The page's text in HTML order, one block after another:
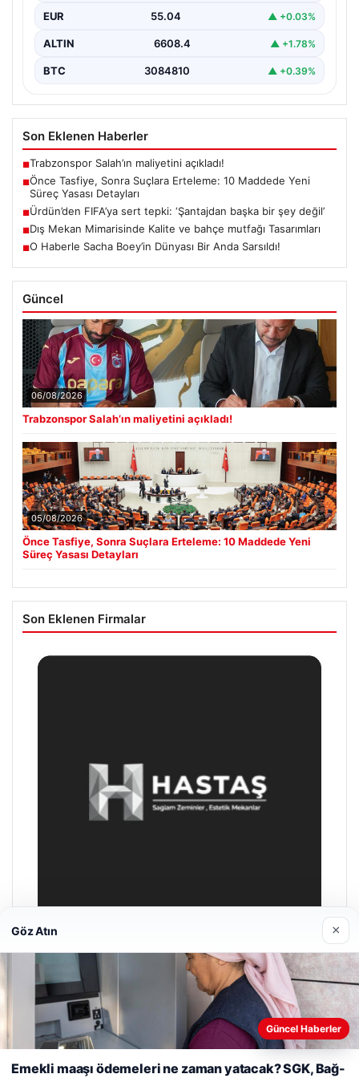
yasa…
EUR 55.04 ▲ +0.03%
ALTIN 6608.4 ▲ +1.78%
BTC 3084810 ▲ +0.39%
Son Eklenen Haberler
■Trabzonspor Salah’ın maliyetini açıkladı!
■Önce Tasfiye, Sonra Suçlara Erteleme: 10 Maddede Yeni
Süreç Yasası Detayları
■Ürdün’den FIFA’ya sert tepki: ‘Şantajdan başka bir şey değil’
■Dış Mekan Mimarisinde Kalite ve bahçe mutfağı Tasarımları
■O Haberle Sacha Boey’in Dünyası Bir Anda Sarsıldı!
Güncel
06/08/2026
Trabzonspor Salah’ın maliyetini açıkladı!
05/08/2026
Önce Tasfiye, Sonra Suçlara Erteleme: 10 Maddede Yeni
Süreç Yasası Detayları
Son Eklenen Firmalar
Enes Kaplan Avukatlık Bürosu
28/04/2026
Web sitemizi nasıl kullandığınızı daha iyi anlayabilmek,
kullanıyoruz.Çerez Politikamız
Göz Atın ×
Güncel Haberler
Emekli maaşı ödemeleri ne zaman yatacak? SGK, Bağ-